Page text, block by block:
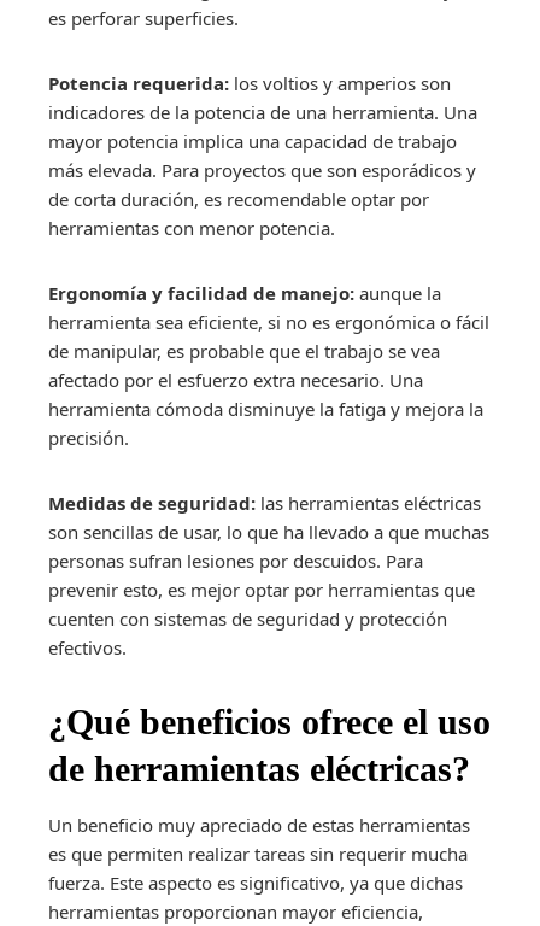
es perforar superficies.
Potencia requerida: los voltios y amperios son
indicadores de la potencia de una herramienta. Una
mayor potencia implica una capacidad de trabajo
más elevada. Para proyectos que son esporádicos y
de corta duración, es recomendable optar por
herramientas con menor potencia.
Ergonomía y facilidad de manejo: aunque la
herramienta sea eficiente, si no es ergonómica o fácil
de manipular, es probable que el trabajo se vea
afectado por el esfuerzo extra necesario. Una
herramienta cómoda disminuye la fatiga y mejora la
precisión.
Medidas de seguridad: las herramientas eléctricas
son sencillas de usar, lo que ha llevado a que muchas
personas sufran lesiones por descuidos. Para
prevenir esto, es mejor optar por herramientas que
cuenten con sistemas de seguridad y protección
efectivos.
¿Qué beneficios ofrece el uso
de herramientas eléctricas?
Un beneficio muy apreciado de estas herramientas
es que permiten realizar tareas sin requerir mucha
fuerza. Este aspecto es significativo, ya que dichas
herramientas proporcionan mayor eficiencia,